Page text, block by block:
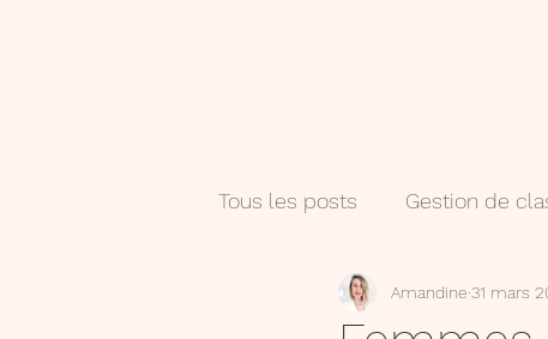
Tous les posts Gestion de
Salle de classeAmandine 31 mars